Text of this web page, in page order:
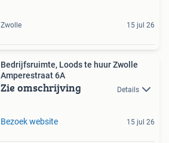
Zwolle 15 jul 26
Bedrijfsruimte, Loods te huur Zwolle
Amperestraat 6A
Zie omschrijving Details
Bezoek website 15 jul 26